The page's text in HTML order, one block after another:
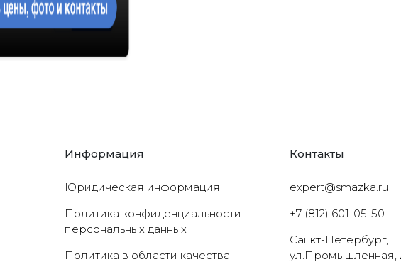
Информация
Юридическая информация
Политика конфиденциальности
персональных данных
Политика в области качества
Контакты
expert@smazka.ru
+7 (812) 601-05-50
Санкт-Петербург,
ул.Промышленная,